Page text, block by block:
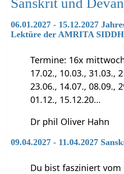
06.01.2027 - 15.12.2027
Lektüre der AMRITA
Termine: 16x
17.02., 10.03., 31.03.,
23.06., 14.07., 08.09.,
01.12., 15.12.20…
Dr phil Oliver Hahn
09.04.2027 - 11.04.2027
Du bist fasziniert vom